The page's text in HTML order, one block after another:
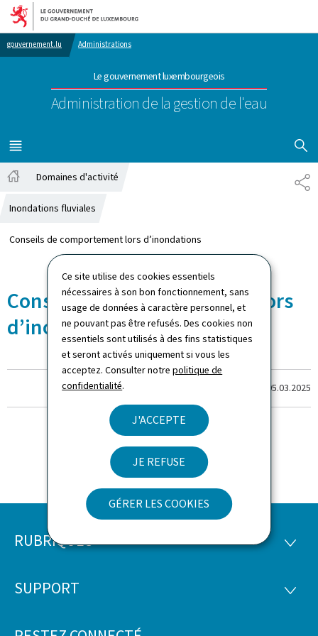
Ce site utilise des cookies essentiels
nécessaires à son bon fonctionnement, sans
usage de données à caractère personnel, et
ne pouvant pas être refusés. Des cookies non
essentiels sont utilisés à des fins statistiques
et seront activés uniquement si vous les
acceptez. Consulter notrepolitique de
confidentialité.
J'ACCEPTE
JE REFUSE
GÉRER LES COOKIES
Aller au menu principal
Aller au contenu
gouvernement.lu Administrations
Le gouvernement luxembourgeois
Administration de la gestion de l'eau
MENU
PRINCIPAL
Domaines d'activité
Inondations fluviales
Conseils de comportement lors d’inondations
Conseils de comportement lors
d’inondations
05.03.2025
Pied
page
RUBRIQUES
SUPPORT